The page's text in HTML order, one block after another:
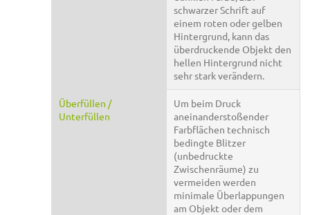
schwarzer Schrift auf
einem roten oder gelben
Hintergrund, kann das
überdruckende Objekt den
hellen Hintergrund nicht
sehr stark verändern.
Überfüllen /
Unterfüllen
Um beim Druck
aneinanderstoßender
Farbflächen technisch
bedingte Blitzer
(unbedruckte
Zwischenräume) zu
vermeiden werden
minimale Überlappungen
am Objekt oder dem